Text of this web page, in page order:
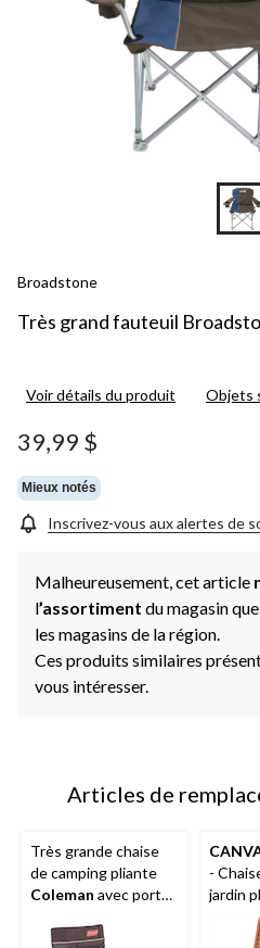
Broadstone
Très grand fauteuil
Voir détails du produit Objets
39,99 $
Mieux notés
Inscrivez-vous aux alertes de
Malheureusement, cet article
l’assortiment du magasin
les magasins de la région.
Ces produits similaires
vous intéresser.
Articles de
Très grande chaise
de camping pliante
Coleman avec porte-
transport, choix de
-
jardin